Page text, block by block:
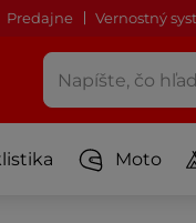
Predajne Vernostný
Moto